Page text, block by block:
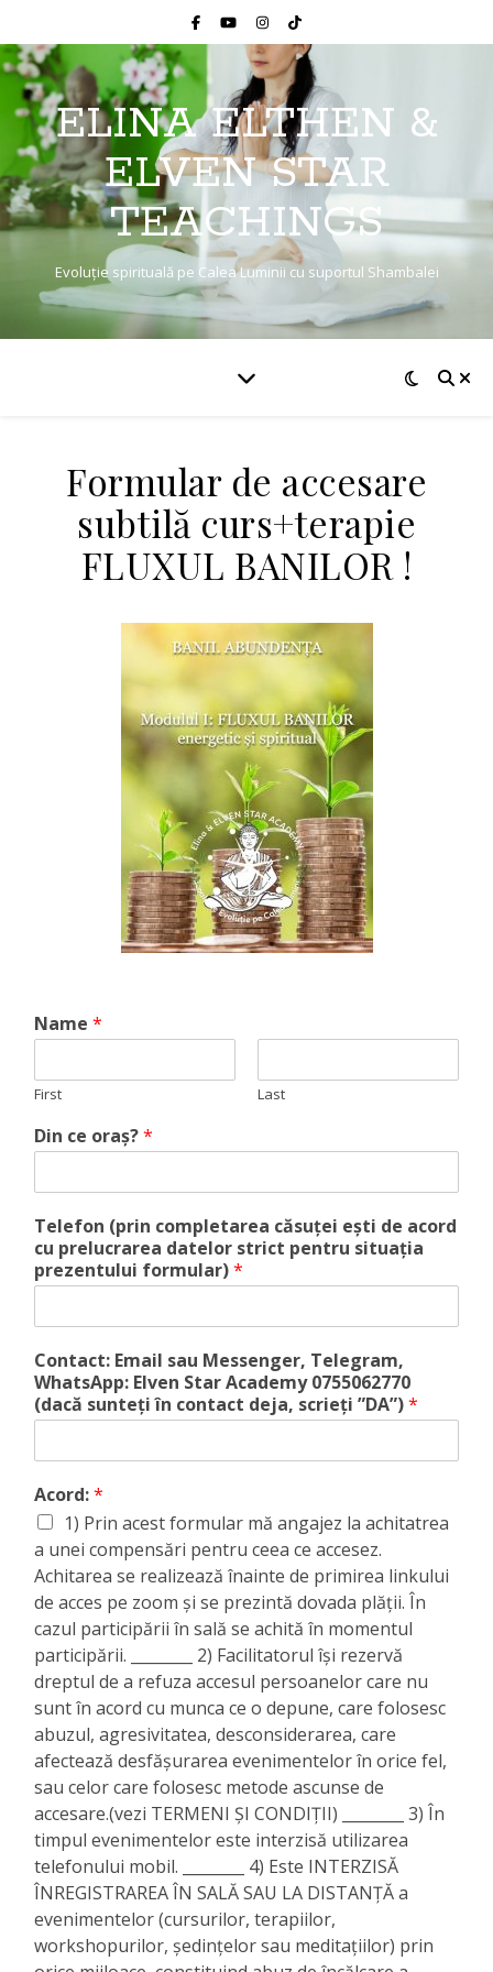
ELINA ELTHEN &
ELVEN STAR
TEACHINGS
Evoluție spirituală pe Calea Luminii cu suportul Shambalei
Formular de accesare
subtilă curs+terapie
FLUXUL BANILOR !
Name *
First Last
Din ce oraș?*
Telefon (prin completarea căsuței ești de acord
cu prelucrarea datelor strict pentru situația
prezentului formular)*
Contact: Email sau Messenger, Telegram,
WhatsApp: Elven Star Academy 0755062770
(dacă sunteți în contact deja, scrieți ”DA”)*
Acord:*
1) Prin acest formular mă angajez la achitatrea
a unei compensări pentru ceea ce accesez.
Achitarea se realizează înainte de primirea linkului
de acces pe zoom și se prezintă dovada plății. În
cazul participării în sală se achită în momentul
participării. ________ 2) Facilitatorul își rezervă
dreptul de a refuza accesul persoanelor care nu
sunt în acord cu munca ce o depune, care folosesc
abuzul, agresivitatea, desconsiderarea, care
afectează desfășurarea evenimentelor în orice fel,
sau celor care folosesc metode ascunse de
accesare.(vezi TERMENI ȘI CONDIȚII) ________ 3) În
timpul evenimentelor este interzisă utilizarea
telefonului mobil. ________ 4) Este INTERZISĂ
ÎNREGISTRAREA ÎN SALĂ SAU LA DISTANȚĂ a
evenimentelor (cursurilor, terapiilor,
workshopurilor, ședințelor sau meditațiilor) prin